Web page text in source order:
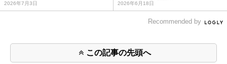
2026年7月3日 2026年6月18日
Recommended by
この記事の先頭へ